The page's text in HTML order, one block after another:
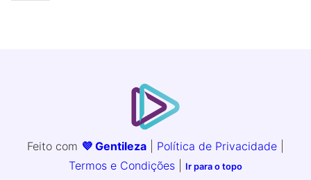
Feito com 💜 Gentileza Política de Privacidade
Termos e Condições
Ir para o topo